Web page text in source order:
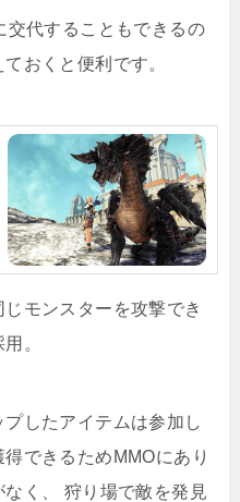
交代することもできるの
おくと便利です。
モンスターを攻撃でき
。
したアイテムは参加し
できるためMMOにあり
く、 狩り場で敵を発見